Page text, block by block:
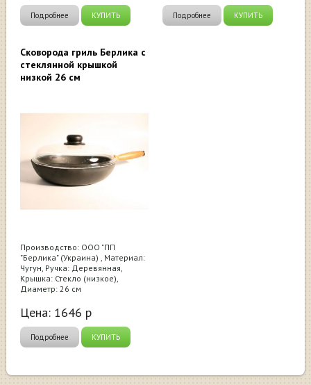
Подробнее КУПИТЬ Подробнее КУПИТЬ
Сковорода гриль Берлика с
стеклянной крышкой
низкой 26 см
Производство: ООО "ПП
"Берлика" (Украина) , Материал:
Чугун, Ручка: Деревянная,
Крышка: Стекло (низкое),
Диаметр: 26 см
Цена: 1646 р
Подробнее КУПИТЬ